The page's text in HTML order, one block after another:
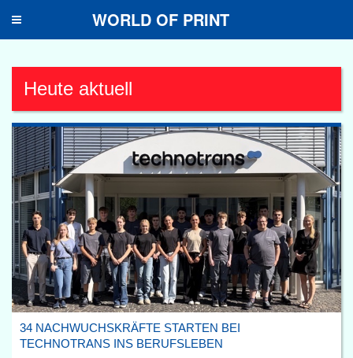
Toggle
WORLD OF PRINT
Heute aktuell
34 NACHWUCHSKRÄFTE STARTEN BEI
TECHNOTRANS INS BERUFSLEBEN